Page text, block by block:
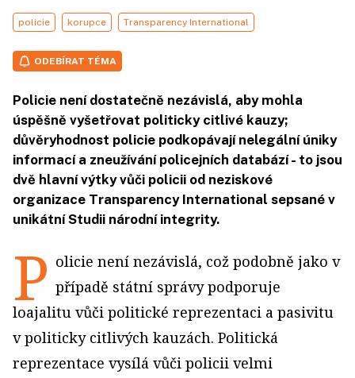
policie korupce Transparency International
ODEBÍRAT TÉMA
Policie není dostatečně nezávislá, aby mohla
úspěšně vyšetřovat politicky citlivé kauzy;
důvěryhodnost policie podkopávají nelegální úniky
informací a zneužívání policejních databází - to jsou
dvě hlavní výtky vůči policii od neziskové
organizace Transparency International sepsané v
unikátní Studii národní integrity.
P olicie není nezávislá, což podobně jako v
případě státní správy podporuje
loajalitu vůči politické reprezentaci a pasivitu
v politicky citlivých kauzách. Politická
reprezentace vysílá vůči policii velmi